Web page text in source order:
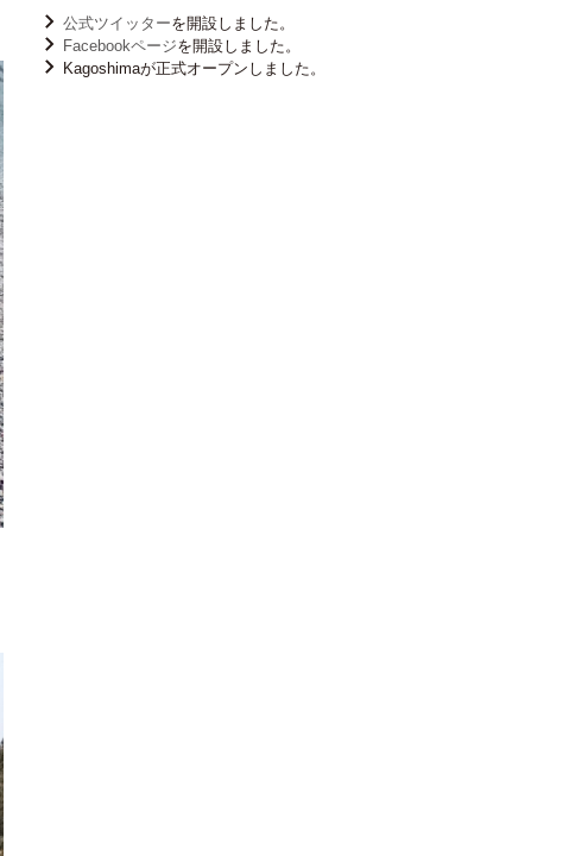
公式ツイッターを開設しました。
Facebookページを開設しました。
Kagoshimaが正式オープンしました。